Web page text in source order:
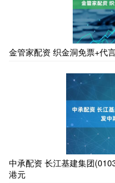
金管家配资 织金洞免票+代
中承配资 长江基建集团
港元